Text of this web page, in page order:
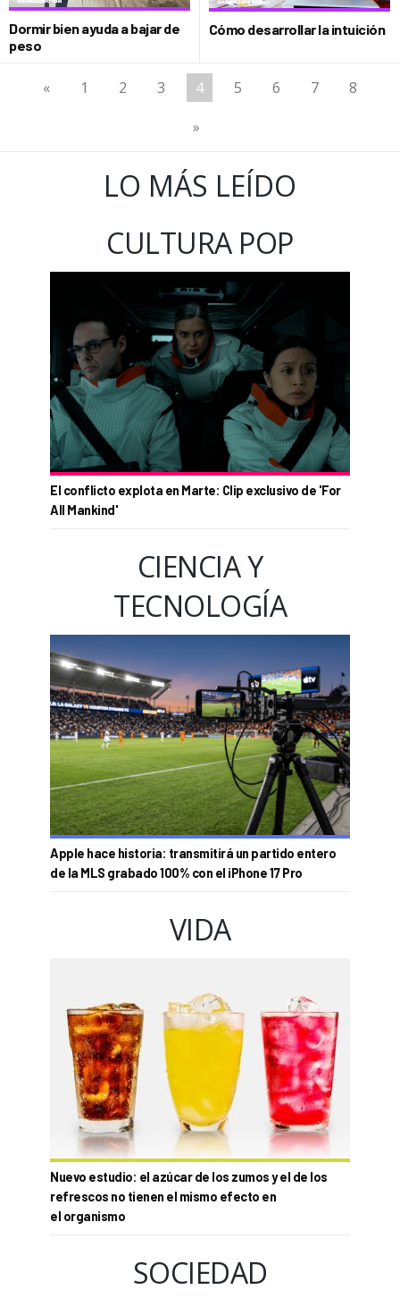
Dormir bien ayuda a bajar de
peso
Cómo desarrollar la intuición
« 1 2 3 4 5 6 7
8
»
LO MÁS LEÍDO
CULTURA POP
El conflicto explota en Marte: Clip exclusivo de 'For
All Mankind'
CIENCIA Y
TECNOLOGÍA
Apple hace historia: transmitirá un partido entero
de la MLS grabado 100% con el iPhone 17 Pro
VIDA
Nuevo estudio: el azúcar de los zumos y el de los
refrescos no tienen el mismo efecto en
el organismo
SOCIEDAD